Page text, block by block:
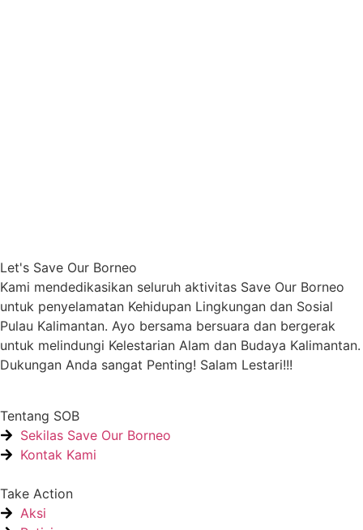
Let's Save Our Borneo
Kami mendedikasikan seluruh aktivitas Save Our Borneo
untuk penyelamatan Kehidupan Lingkungan dan Sosial
Pulau Kalimantan. Ayo bersama bersuara dan bergerak
untuk melindungi Kelestarian Alam dan Budaya Kalimantan.
Dukungan Anda sangat Penting! Salam Lestari!!!
Tentang SOB
Sekilas Save Our Borneo
Kontak Kami
Take Action
Aksi